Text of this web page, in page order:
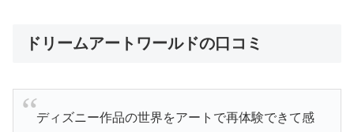
ドリームアートワールドの口コミ
ディズニー作品の世界をアートで再体験できて感